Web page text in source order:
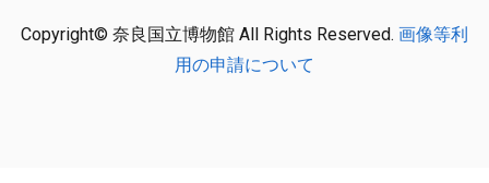
Copyright© 奈良国立博物館 All Rights Reserved. 画像等利
用の申請について